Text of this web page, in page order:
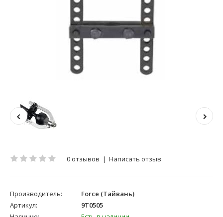
0 отзывов | Написать отзыв
Производитель:
Force (Тайвань)
Артикул:
9T0505